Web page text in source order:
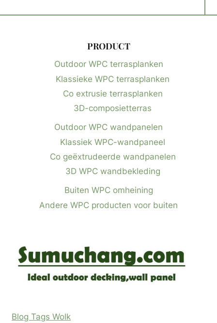
PRODUCT
Outdoor WPC terrasplanken
Klassieke WPC terrasplanken
Co extrusie terrasplanken
3D-composietterras
Outdoor WPC wandpanelen
Klassiek WPC-wandpaneel
Co geëxtrudeerde wandpanelen
3D WPC wandbekleding
Buiten WPC omheining
Andere WPC producten voor buiten
Blog Tags Wolk